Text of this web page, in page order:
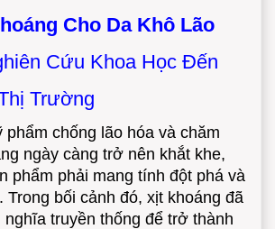
Cho Da Khô Lão
Cứu Khoa Học Đến
Trường
chống lão hóa và chăm
ngày càng trở nên khắt khe,
phẩm phải mang tính đột phá và
Trong bối cảnh đó, xịt khoáng đã
truyền thống để trở thành